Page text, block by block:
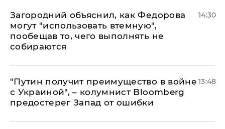
Загородний объяснил, как Федорова
могут "использовать втемную",
пообещав то, чего выполнять не
собираются
14:30
"Путин получит преимущество в войне
с Украиной", – колумнист Bloomberg
предостерег Запад от ошибки
13:48